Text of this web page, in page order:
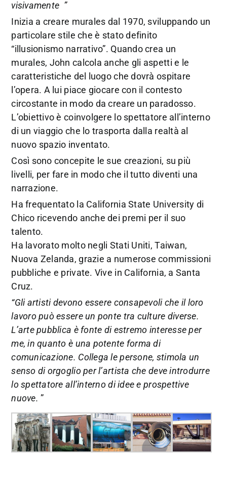
visivamente ”
Inizia a creare murales dal 1970, sviluppando un
particolare stile che è stato definito
“illusionismo narrativo”. Quando crea un
murales, John calcola anche gli aspetti e le
caratteristiche del luogo che dovrà ospitare
l’opera. A lui piace giocare con il contesto
circostante in modo da creare un paradosso.
L’obiettivo è coinvolgere lo spettatore all’interno
di un viaggio che lo trasporta dalla realtà al
nuovo spazio inventato.
Così sono concepite le sue creazioni, su più
livelli, per fare in modo che il tutto diventi una
narrazione.
Ha frequentato la California State University di
Chico ricevendo anche dei premi per il suo
talento.
Ha lavorato molto negli Stati Uniti, Taiwan,
Nuova Zelanda, grazie a numerose commissioni
pubbliche e private. Vive in California, a Santa
Cruz.
“Gli artisti devono essere consapevoli che il loro
lavoro può essere un ponte tra culture diverse.
L’arte pubblica è fonte di estremo interesse per
me, in quanto è una potente forma di
comunicazione. Collega le persone, stimola un
senso di orgoglio per l’artista che deve introdurre
lo spettatore all’interno di idee e prospettive
nuove.”